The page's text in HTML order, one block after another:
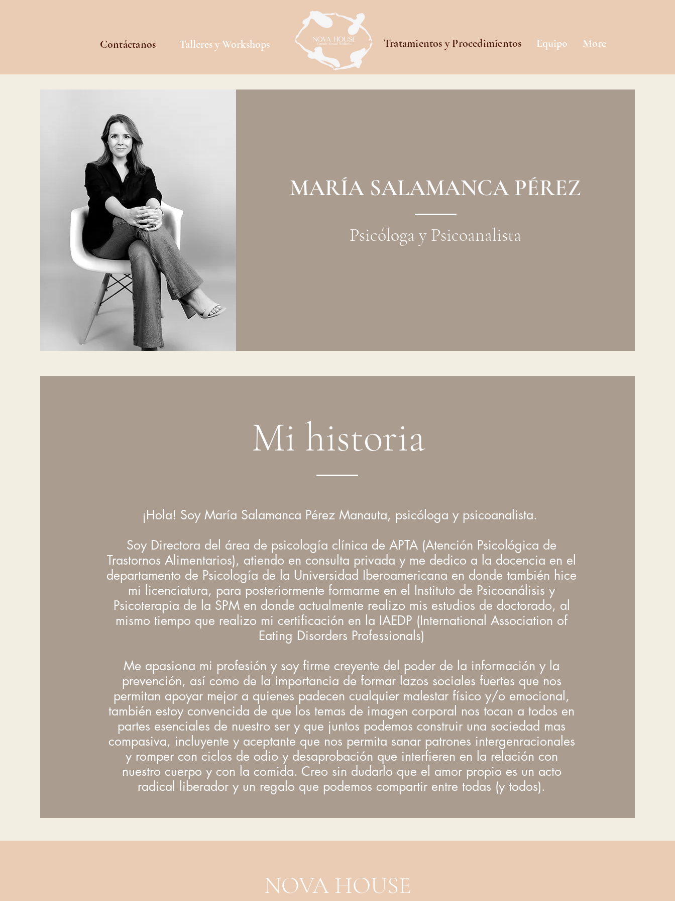
Tratamientos y Procedimientos Equipo More
Talleres y Workshops
Contáctanos
MARÍA SALAMANCA PÉREZ
Psicóloga y Psicoanalista
Mi historia
¡Hola! Soy María Salamanca Pérez Manauta, psicóloga y psicoanalista.
Soy Directora del área de psicología clínica de APTA (Atención Psicológica de
Trastornos Alimentarios), atiendo en consulta privada y me dedico a la docencia en el
departamento de Psicología de la Universidad Iberoamericana en donde también hice
mi licenciatura, para posteriormente formarme en el Instituto de Psicoanálisis y
Psicoterapia de la SPM en donde actualmente realizo mis estudios de doctorado, al
mismo tiempo que realizo mi certificación en la IAEDP (International Association of
Eating Disorders Professionals)
Me apasiona mi profesión y soy firme creyente del poder de la información y la
prevención, así como de la importancia de formar lazos sociales fuertes que nos
permitan apoyar mejor a quienes padecen cualquier malestar físico y/o emocional,
también estoy convencida de que los temas de imagen corporal nos tocan a todos en
partes esenciales de nuestro ser y que juntos podemos construir una sociedad mas
compasiva, incluyente y aceptante que nos permita sanar patrones intergenracionales
y romper con ciclos de odio y desaprobación que interfieren en la relación con
nuestro cuerpo y con la comida. Creo sin dudarlo que el amor propio es un acto
radical liberador y un regalo que podemos compartir entre todas (y todos).
NOVA HOUSE